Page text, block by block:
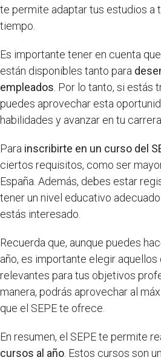
te permite adaptar tus estudios a
tiempo.
Es importante tener en cuenta
están disponibles tanto para
empleados . Por lo tanto, si estás
puedes aprovechar esta
habilidades y avanzar en tu carrera.
Para inscribirte en un curso del
ciertos requisitos, como ser
España. Además, debes estar
tener un nivel educativo
estás interesado.
Recuerda que, aunque puedes
año, es importante elegir aquellos
relevantes para tus objetivos
manera, podrás aprovechar al
que el SEPE te ofrece.
En resumen, el SEPE te permite
cursos al año . Estos cursos son